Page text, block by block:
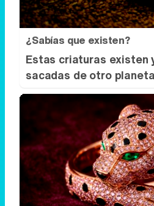
Lujo con carácter
Una joya para mujeres
permiso